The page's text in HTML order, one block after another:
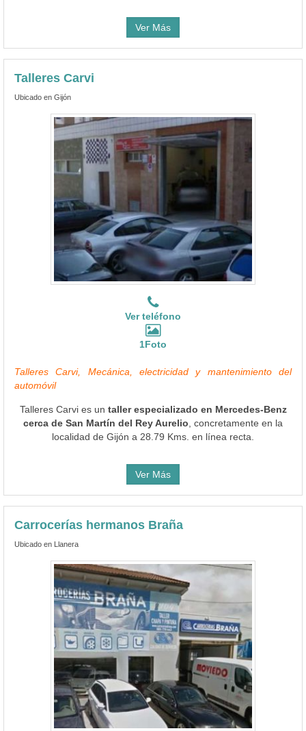
Ver Más
Talleres Carvi
Ubicado en Gijón
Ver teléfono
1Foto
Talleres Carvi, Mecánica, electricidad y mantenimiento del
automóvil
Talleres Carvi es un taller especializado en Mercedes-Benz
cerca de San Martín del Rey Aurelio , concretamente en la
localidad de Gijón a 28.79 Kms. en línea recta.
Ver Más
Carrocerías hermanos Braña
Ubicado en Llanera